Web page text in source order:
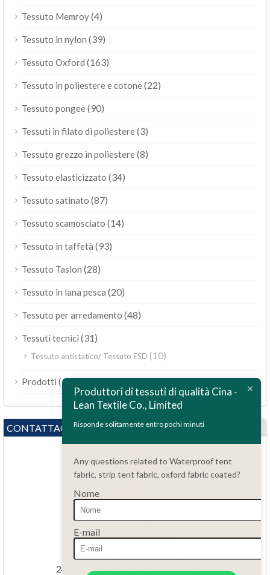
Tessuto Memroy(4)
Tessuto in nylon (39)
Tessuto Oxford (163)
Tessuto in poliestere e cotone(22)
Tessuto pongee(90)
Tessuti in filato di poliestere(3)
Tessuto grezzo in poliestere(8)
Tessuto elasticizzato (34)
Tessuto satinato (87)
Tessuto scamosciato (14)
Tessuto in taffetà (93)
Tessuto Taslon (28)
Tessuto in lana pesca (20)
Tessuto per arredamento (48)
Tessuti tecnici (31)
Tessuto antistatico/ Tessuto ESD (10)
Prodotti (189)
CONTATTACI
Domande?
86.15051486055
haiming@leantex.com
24 ore al giorno, 7 giorni alla settimana
Produttori di tessuti di qualità Cina -
Lean Textile Co., Limited
Risponde solitamente entro pochi minuti
Any questions related to Waterproof tent
fabric, strip tent fabric, oxford fabric coated?
Nome
E-mail
Français
Português do Brasil
Русский
Tiếng Việt
العربية
Bahasa Indonesia
Polski
Bahasa Melayu